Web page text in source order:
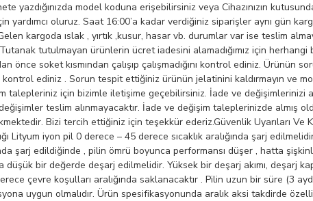
yazdığınızda model koduna erişebilirsiniz veya Cihazınızın
oluruz. Saat 16:00’a kadar verdiğiniz siparişler aynı gün
kargoda ıslak , yırtık ,kusur, hasar vb. durumlar var ise teslim
tutulmayan ürünlerin ücret iadesini alamadığımız için
soket kısmından çalışıp çalışmadığını kontrol ediniz. Ürünün
ediniz . Sorun tespit ettiğiniz ürünün jelatinini kaldırmayın ve
talepleriniz için bizimle iletişime geçebilirsiniz. İade ve değişimlerinizi
teslim alınmayacaktır. İade ve değişim taleplerinizde almış
Bizi tercih ettiğiniz için teşekkür ederiz.Güvenlik Uyarıları Ve
Lityum iyon pil 0 derece – 45 derece sıcaklık aralığında şarj
şarj edildiğinde , pilin ömrü boyunca performansı düşer , hatta
düşük bir değerde deşarj edilmelidir. Yüksek bir deşarj akımı, deşarj
çevre koşulları aralığında saklanacaktır . Pilin uzun bir süre (3
uygun olmalıdır. Ürün spesifikasyonunda aralık aksi takdirde